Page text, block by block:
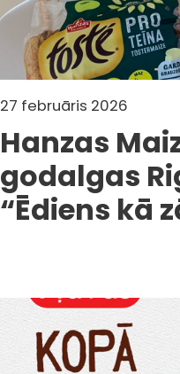
27 februāris 2026
Hanzas
godalgas
“Ēdiens kā